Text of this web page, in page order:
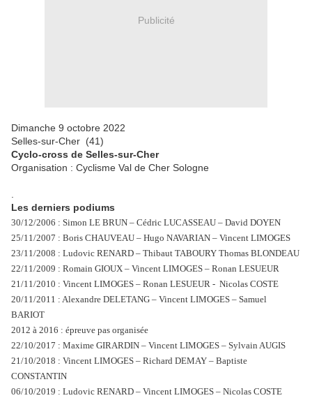
Publicité
Dimanche 9 octobre 2022
Selles-sur-Cher (41)
Cyclo-cross de Selles-sur-Cher
Organisation : Cyclisme Val de Cher Sologne
Les derniers podiums
30/12/2006 : Simon LE BRUN – Cédric LUCASSEAU – David DOYEN
25/11/2007 : Boris CHAUVEAU – Hugo NAVARIAN – Vincent LIMOGES
23/11/2008 : Ludovic RENARD – Thibaut TABOURY Thomas BLONDEAU
22/11/2009 : Romain GIOUX – Vincent LIMOGES – Ronan LESUEUR
21/11/2010 : Vincent LIMOGES – Ronan LESUEUR - Nicolas COSTE
20/11/2011 : Alexandre DELETANG – Vincent LIMOGES – Samuel
BARIOT
2012 à 2016 : épreuve pas organisée
22/10/2017 : Maxime GIRARDIN – Vincent LIMOGES – Sylvain AUGIS
21/10/2018 : Vincent LIMOGES – Richard DEMAY – Baptiste
CONSTANTIN
06/10/2019 : Ludovic RENARD – Vincent LIMOGES – Nicolas COSTE